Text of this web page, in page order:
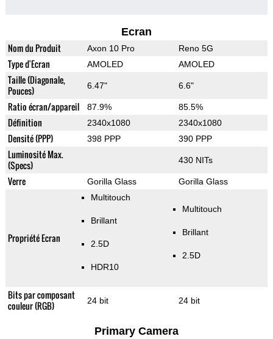
Ecran
Nom du Produit Axon 10 Pro Reno 5G
Type d'Ecran AMOLED AMOLED
Taille (Diagonale,
Pouces)
6.47" 6.6"
Ratio écran/appareil 87.9% 85.5%
Définition 2340x1080 2340x1080
Densité (PPP) 398 PPP 390 PPP
Luminosité Max.
(Specs)
430 NITs
Verre Gorilla Glass Gorilla Glass
Propriété Ecran
Multitouch
Brillant
2.5D
HDR10
Multitouch
Brillant
2.5D
Bits par composant
couleur (RGB)
24 bit 24 bit
Primary Camera